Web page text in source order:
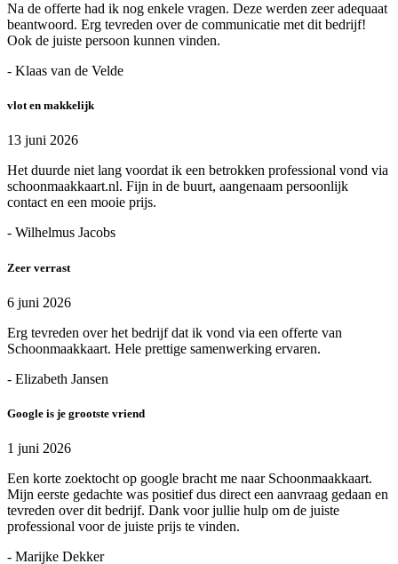
Na de offerte had ik nog enkele vragen. Deze werden zeer adequaat
beantwoord. Erg tevreden over de communicatie met dit bedrijf!
Ook de juiste persoon kunnen vinden.
- Klaas van de Velde
vlot en makkelijk
13 juni 2026
Het duurde niet lang voordat ik een betrokken professional vond via
schoonmaakkaart.nl. Fijn in de buurt, aangenaam persoonlijk
contact en een mooie prijs.
- Wilhelmus Jacobs
Zeer verrast
6 juni 2026
Erg tevreden over het bedrijf dat ik vond via een offerte van
Schoonmaakkaart. Hele prettige samenwerking ervaren.
- Elizabeth Jansen
Google is je grootste vriend
1 juni 2026
Een korte zoektocht op google bracht me naar Schoonmaakkaart.
Mijn eerste gedachte was positief dus direct een aanvraag gedaan en
tevreden over dit bedrijf. Dank voor jullie hulp om de juiste
professional voor de juiste prijs te vinden.
- Marijke Dekker